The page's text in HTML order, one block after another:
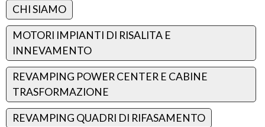
CHI SIAMO
MOTORI IMPIANTI DI RISALITA E
INNEVAMENTO
REVAMPING POWER CENTER E CABINE
TRASFORMAZIONE
REVAMPING QUADRI DI RIFASAMENTO